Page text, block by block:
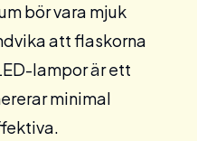
bör vara mjuk
att flaskorna
lampor är ett
minimal